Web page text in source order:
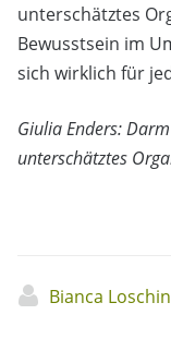
unterschätztes
Bewusstsein im
sich wirklich für
Giulia Enders:
unterschätztes
Bianca